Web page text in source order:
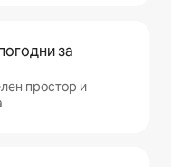
за
простор и